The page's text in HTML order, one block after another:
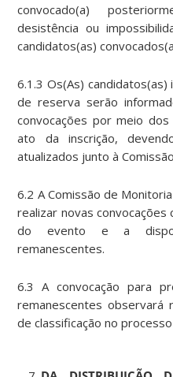
convocado(a)
desistência ou
candidatos(as)
6.1.3 Os(As)
de reserva serão
convocações por meio
ato da inscrição,
atualizados junto à
6.2 A Comissão de
realizar novas convocações
do evento e a
remanescentes.
6.3 A convocação para
remanescentes observará
de classificação no